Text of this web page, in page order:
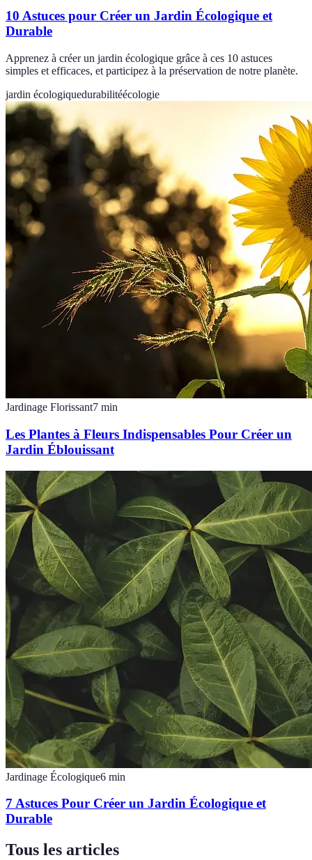
10 Astuces pour Créer un Jardin Écologique et
Durable
Apprenez à créer un jardin écologique grâce à ces 10 astuces
simples et efficaces, et participez à la préservation de notre planète.
jardin écologiquedurabilitéécologie
Jardinage Florissant7 min
Les Plantes à Fleurs Indispensables Pour Créer un
Jardin Éblouissant
Jardinage Écologique6 min
7 Astuces Pour Créer un Jardin Écologique et
Durable
Tous les articles